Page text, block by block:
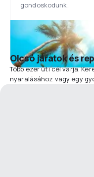
gondoskodunk.
Olcsó járatok és
Több ezer úti cél várja.
nyaralásához vagy egy